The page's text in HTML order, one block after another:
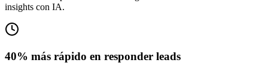
insights con IA.
40% más rápido en responder leads